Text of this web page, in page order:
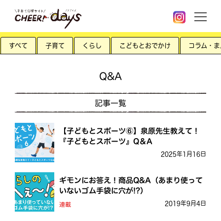
すべて 子育て くらし こどもとおでかけ コラム・
Q&A
記事一覧
【子どもとスポーツ⑥】泉原先生教えて！
『子どもとスポーツ』Q＆A
2025年1月16日
ギモンにお答え！商品Q&A（あまり使って
いないゴム手袋に穴が!?）
連載 2019年9月4日